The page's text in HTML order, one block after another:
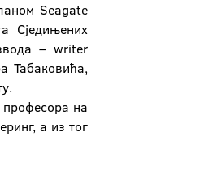
Seаgate
Сједињених
– writer
Табаковића,
на
а из тог